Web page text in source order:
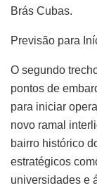
Brás Cubas.
Previsão para
O segundo
pontos de
para iniciar
novo ramal
bairro histórico
estratégicos
universidades e